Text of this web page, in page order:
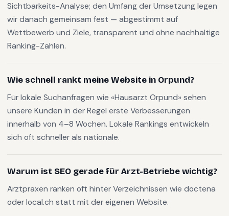
Sichtbarkeits-Analyse; den Umfang der Umsetzung legen
wir danach gemeinsam fest — abgestimmt auf
Wettbewerb und Ziele, transparent und ohne nachhaltige
Ranking-Zahlen.
Wie schnell rankt meine Website in Orpund?
Für lokale Suchanfragen wie «Hausarzt Orpund» sehen
unsere Kunden in der Regel erste Verbesserungen
innerhalb von 4–8 Wochen. Lokale Rankings entwickeln
sich oft schneller als nationale.
Warum ist SEO gerade für Arzt-Betriebe wichtig?
Arztpraxen ranken oft hinter Verzeichnissen wie doctena
oder local.ch statt mit der eigenen Website.